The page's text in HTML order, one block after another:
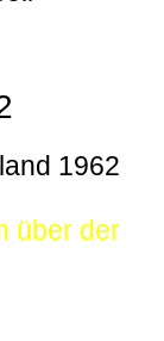
1962
über der